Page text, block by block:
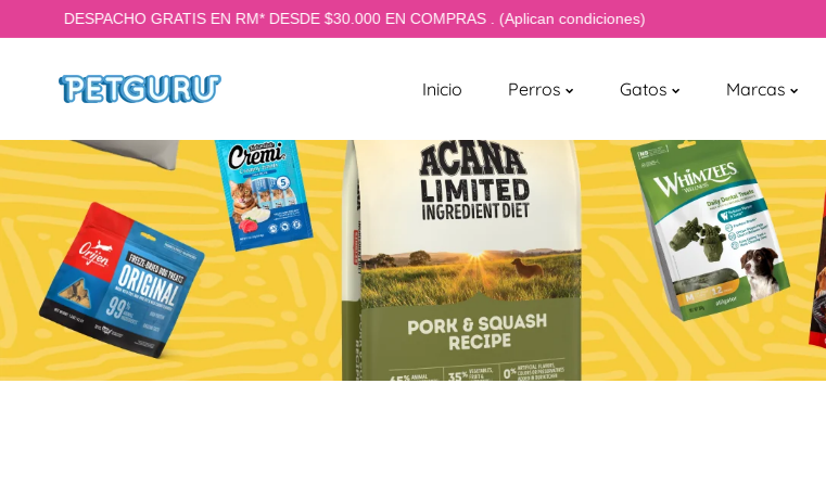
AL CONTENIDO
DESPACHO GRATIS EN RM* DESDE $30.000 EN COMPRAS . (Aplican condiciones)
Inicio Perros Gatos Marcas